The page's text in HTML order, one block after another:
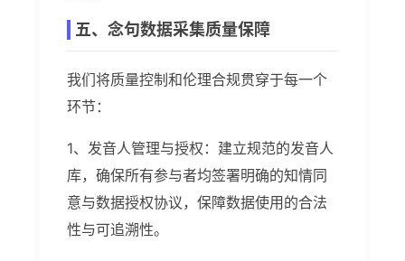
五、念句数据采集质量保障
我们将质量控制和伦理合规贯穿于每一个
环节：
1、发音人管理与授权：建立规范的发音人
库，确保所有参与者均签署明确的知情同
意与数据授权协议，保障数据使用的合法
性与可追溯性。